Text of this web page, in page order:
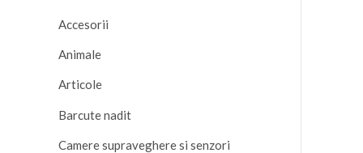
Accesorii
Animale
Articole
Barcute nadit
Camere supraveghere si senzori